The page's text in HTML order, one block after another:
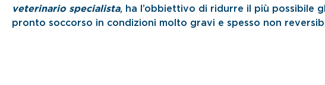
veterinario specialista, ha l’obbiettivo di ridurre il più possibile
pronto soccorso in condizioni molto gravi e spesso non